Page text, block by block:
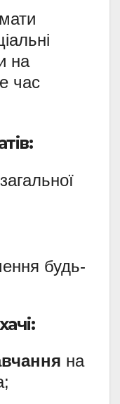
на
час
будь-
на